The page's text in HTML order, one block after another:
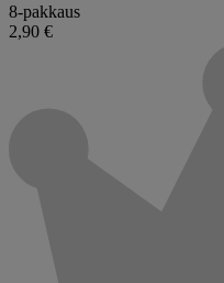
8-pakkaus
2,90 €